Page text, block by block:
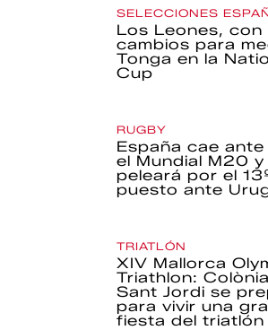
SELECCIONES
Los Leones, con
cambios para
Tonga en la
Cup
RUGBY
España cae ante
el Mundial M20 y
peleará por el
puesto ante
TRIATLÓN
XIV Mallorca
Triathlon:
Sant Jordi se
para vivir una
fiesta del triatlón